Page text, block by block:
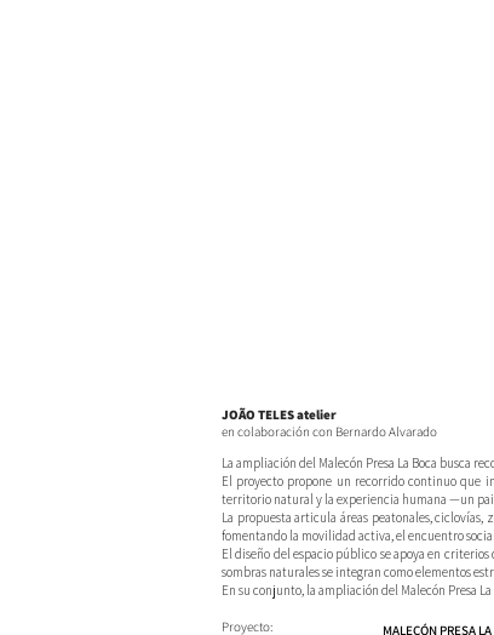
MALECÓN PRESA
JOÃO TELES atelier
en colaboración con Bernardo Alvarado
La ampliación del Malecón Presa La Boca busca
El proyecto propone un recorrido continuo que
territorio natural y la experiencia humana —un
La propuesta articula áreas peatonales,
fomentando la movilidad activa, el encuentro
El diseño del espacio público se apoya en
sombras naturales se integran como elementos
En su conjunto, la ampliación del Malecón Presa
Proyecto: